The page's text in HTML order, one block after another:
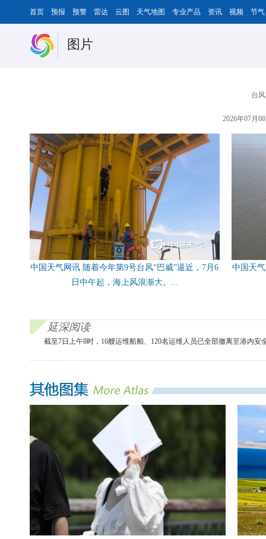
首页 预报 预警 雷达 云图 天气地图 专业产品 资讯 视频 节气
图片
台
2026年07月
中国天气网讯 随着今年第9号台风“巴威”逼近，7月6
日中午起，海上风浪渐大。...
中国天
延深阅读
截至7日上午8时，16艘运维船舶、120名运维人员已全部撤离至港内安